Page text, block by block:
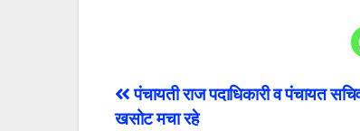
Post
पंचायती राज पदाधिकारी व पंचायत
खसोट मचा रहे